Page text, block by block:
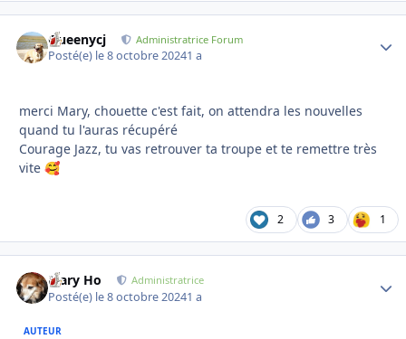
Queenycj Administratrice Forum
Posté(e) le 8 octobre 20241 a
merci Mary, chouette c'est fait, on attendra les nouvelles
quand tu l'auras récupéré
Courage Jazz, tu vas retrouver ta troupe et te remettre très
vite 🥰
2 3 1
Mary Ho Administratrice
Posté(e) le 8 octobre 20241 a
AUTEUR